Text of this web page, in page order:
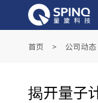
产
教
线上
首页 > 公司动态
揭开量子